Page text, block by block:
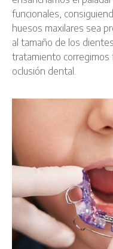
funcionales,
huesos maxilares sea
al tamaño de los
tratamiento corregimos
oclusión dental.